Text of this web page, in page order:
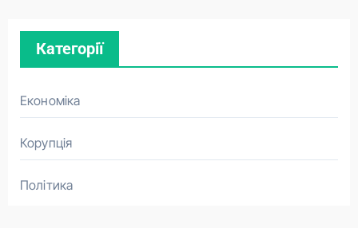
Категорії
Економіка
Корупція
Політика